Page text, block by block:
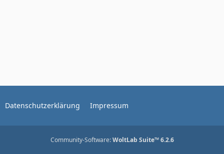
Datenschutzerklärung Impressum
Community-Software:WoltLab Suite™ 6.2.6